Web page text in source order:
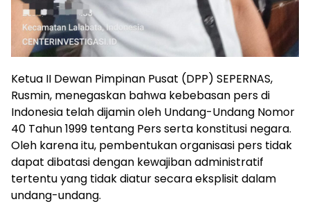
Ketua II Dewan Pimpinan Pusat (DPP) SEPERNAS,
Rusmin, menegaskan bahwa kebebasan pers di
Indonesia telah dijamin oleh Undang-Undang Nomor
40 Tahun 1999 tentang Pers serta konstitusi negara.
Oleh karena itu, pembentukan organisasi pers tidak
dapat dibatasi dengan kewajiban administratif
tertentu yang tidak diatur secara eksplisit dalam
undang-undang.